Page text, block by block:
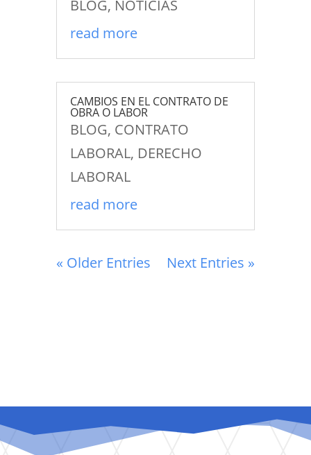
BLOG, NOTICIAS
read more
CAMBIOS EN EL CONTRATO DE
OBRA O LABOR
BLOG, CONTRATO
LABORAL, DERECHO
LABORAL
read more
« Older Entries Next Entries »